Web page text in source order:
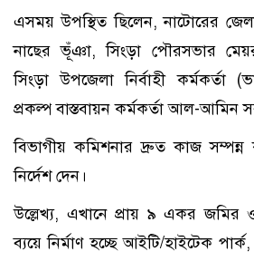
এসময় উপস্থিত ছিলেন, নাটোরের
নাছের ভূঁঞা, সিংড়া পৌরসভার
সিংড়া উপজেলা নির্বাহী কর্মকর্তা
প্রকল্প বাস্তবায়ন কর্মকর্তা আল-আমিন
বিভাগীয় কমিশনার দ্রুত কাজ সম্পন্ন
নির্দেশ দেন।
উল্লেখ্য, এখানে প্রায় ৯ একর
ব্যয়ে নির্মাণ হচ্ছে আইটি/হাইটেক